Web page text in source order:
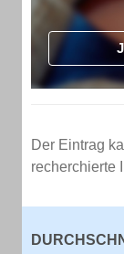
Der Eintrag
recherchierte